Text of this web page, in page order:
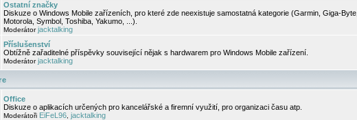
Ostatní značky
Diskuze o Windows Mobile zařízeních, pro které zde neexistuje samostatná kategorie (Garmin, Giga-Byte,
Motorola, Symbol, Toshiba, Yakumo, ...).
Moderátorjacktalking
Příslušenství
Obtížně zařaditelné příspěvky související nějak s hardwarem pro Windows Mobile zařízení.
Moderátorjacktalking
Office
Diskuze o aplikacích určených pro kancelářské a firemní využití, pro organizaci času atp.
Moderátoři EiFeL96 jacktalking